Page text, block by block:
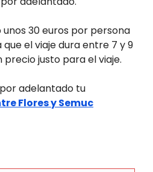
30 euros por persona
el viaje dura entre 7 y 9
precio justo para el viaje.
adelantado tu
Flores y Semuc